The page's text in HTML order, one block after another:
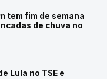
tem fim de semana
de chuva no
Lula no TSE e